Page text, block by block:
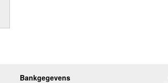
Bankgegevens